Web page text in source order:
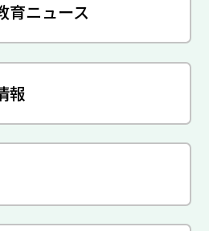
育ニュース
報